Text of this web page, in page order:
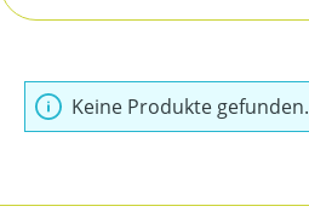
Keine Produkte gefunden.